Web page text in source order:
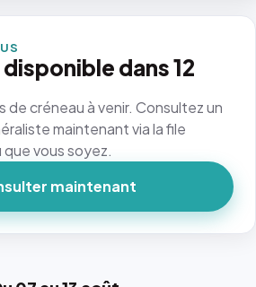
dans 12
de créneau à venir. Consultez un
maintenant via la file
vous soyez.
maintenant